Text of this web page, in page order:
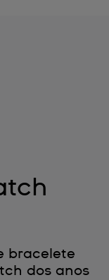
bracelete
dos anos